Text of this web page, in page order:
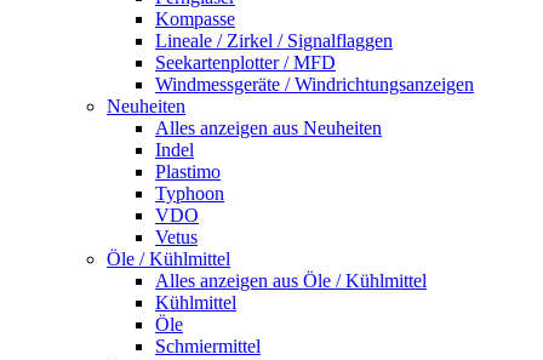
Kompasse
Lineale / Zirkel / Signalflaggen
Seekartenplotter / MFD
Windmessgeräte / Windrichtungsanzeigen
Neuheiten
Alles anzeigen aus Neuheiten
Indel
Plastimo
Typhoon
VDO
Vetus
Öle / Kühlmittel
Alles anzeigen aus Öle / Kühlmittel
Kühlmittel
Öle
Schmiermittel